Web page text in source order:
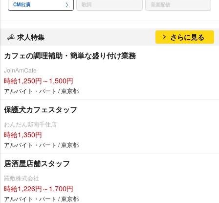
CM出演 歌詞 音楽配信
求人特集 さらに見る
カフェの調理補助・簡単な盛り付け業務
JoinAmCafe
時給1,250円～1,500円
アルバイト・パート / 東京都
保護犬カフェスタッフ
わんだん邸南千住店
時給1,350円
アルバイト・パート / 東京都
居酒屋店舗スタッフ
羅敷株式会社
時給1,226円～1,700円
アルバイト・パート / 東京都